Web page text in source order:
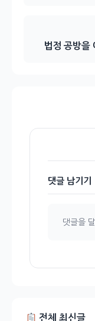
법정 공방
댓글 남기기
댓글을
전체 최신글